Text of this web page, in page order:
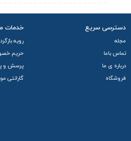
دسترسی سریع
مجله
تماس باما
درباره ی ما
فروشگاه
خدمات
رویه
حریم
پرسش و
گارانتی